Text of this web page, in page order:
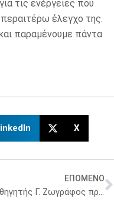
τις ενέργειες που
έλεγχο της.
παραμένουμε πάντα
X
ΕΠΟΜΕΝΟ
Ο καθηγητής Γ. Ζωγράφος πρόεδρος ξανά του Ανώτατου Υγειονομικού Συμβουλίου